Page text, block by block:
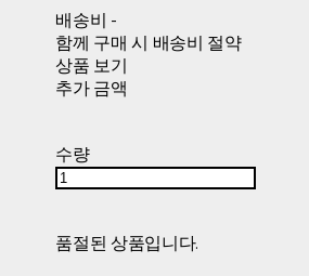
배송비 -
함께 구매 시 배송비 절약
상품 보기
추가 금액
수량
품절된 상품입니다.